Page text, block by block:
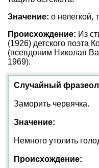
Значение: о нелегкой,
Происхождение: Из
(1926) детского поэта
(псевдоним Николая
1969).
Случайный
Заморить червячка.
Значение:
Немного утолить
Происхождение: